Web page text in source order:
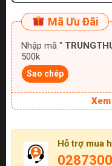
Mã Ưu Đãi
Nhập mã "
500k
Sao chép
Hỗ trợ mua